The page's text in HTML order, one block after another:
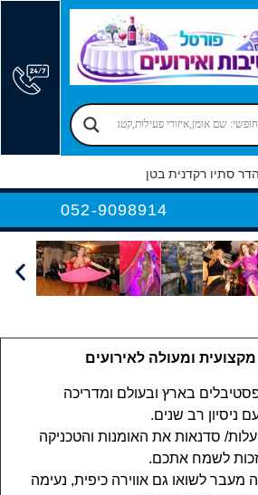
הדר סתיו רקדנית בטן
052-9098914
ומעולה לאירועים
בארץ ובעולם ומדריכה
ניסיון רב שנים.
סדנאות את האומנות והטכניקה
לשמח אתכם.
לשואו גם אווירה כיפית, נעימה